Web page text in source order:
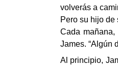
volverás a
Pero su hijo de
Cada
James. “Algún
Al principio,